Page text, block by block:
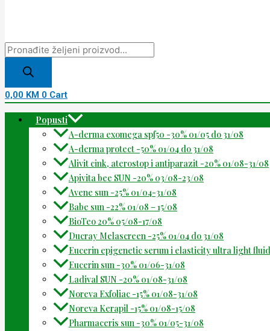
0,00 KM 0 Cart
Popusti
A-derma exomega spf50 -30% 01/05 do 31/08
A-derma protect -50% 01/04 do 31/08
Alivit cink, aterostop i antiparazit -20% 01/08-31/08
Apivita bee SUN -20% 03/08-23/08
Avene sun -25% 01/04-31/08
Babe sun -22% 01/08 – 15/08
BioTeo 20% 05/08-17/08
Ducray Melascreen -25% 01/04 do 31/08
Eucerin epigenetic serum i elasticity ultra light
Eucerin sun -30% 01/06-31/08
Ladival SUN -20% 01/08-31/08
Noreva Exfoliac -15% 01/08-31/08
Noreva Kerapil -15% 01/08-15/08
Pharmaceris sun -30% 01/05-31/08